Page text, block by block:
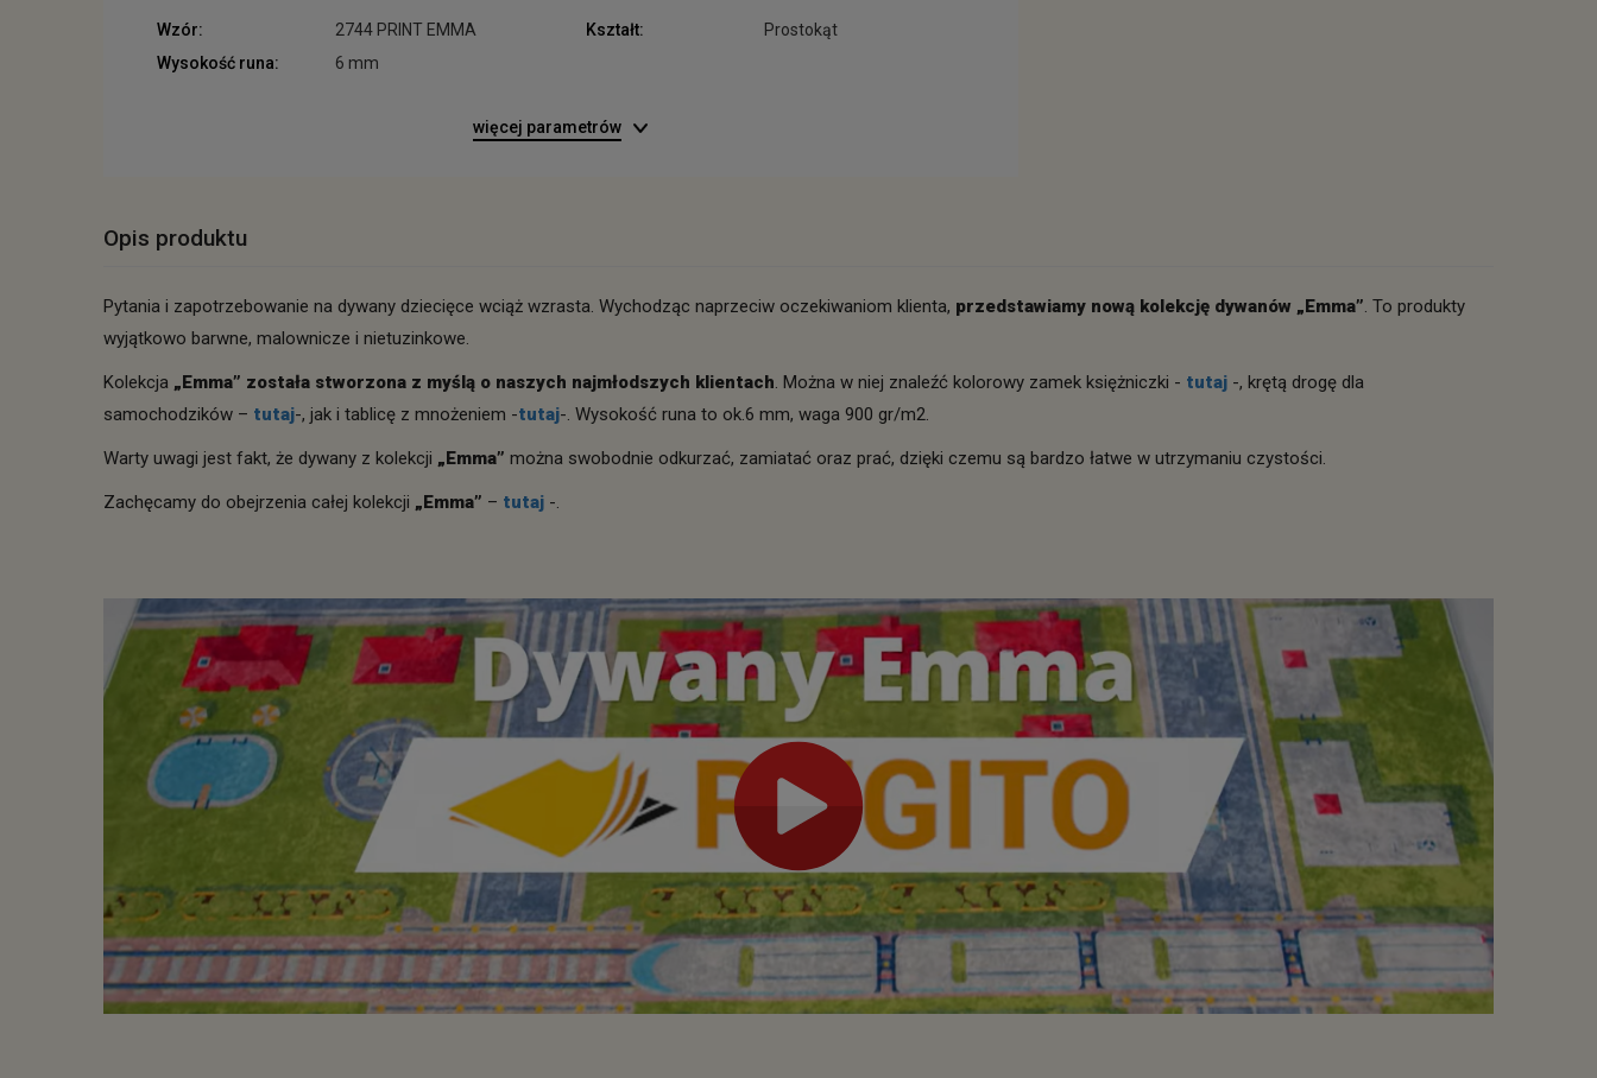
Wzór: 2744 PRINT EMMA Kształt:
Prostokąt
Wysokość runa:
6 mm
więcej parametrów
Opis produktu
Pytania i zapotrzebowanie na dywany dziecięce wciąż wzrasta. Wychodząc naprzeciw oczekiwaniom klienta, przedstawiamy nową kolekcję dywanów „Emma”. To produkty
wyjątkowo barwne, malownicze i nietuzinkowe.
Kolekcja „Emma” została stworzona z myślą o naszych najmłodszych klientach. Można w niej znaleźć kolorowy zamek księżniczki - tutaj -, krętą drogę dla
samochodzików – tutaj-, jak i tablicę z mnożeniem -tutaj-. Wysokość runa to ok.6 mm, waga 900 gr/m2.
Warty uwagi jest fakt, że dywany z kolekcji „Emma” można swobodnie odkurzać, zamiatać oraz prać, dzięki czemu są bardzo łatwe w utrzymaniu czystości.
Zachęcamy do obejrzenia całej kolekcji „Emma” – tutaj -.